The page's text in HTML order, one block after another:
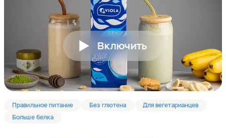
Правильное питание Без глютена
Для вегетарианцев
Больше белка
Включить